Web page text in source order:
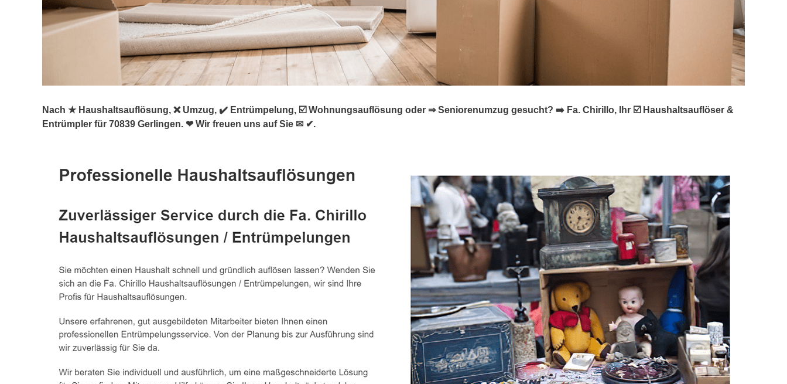
Nach ★ Haushaltsauflösung, ❌ Umzug, ✔️ Entrümpelung, ☑️ Wohnungsauflösung oder ⇒ Seniorenumzug gesucht? ➡️ Fa. Chirillo, Ihr ☑️ Haushaltsauflöser &
Entrümpler für 70839 Gerlingen. ❤ Wir freuen uns auf Sie ✉ ✔.